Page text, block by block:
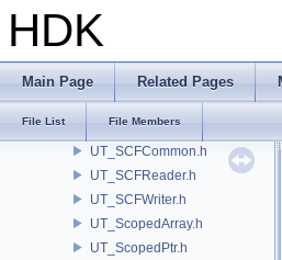
HDK
Main Page Related Pages
File List File Members
UT_RTreeBox.h
UT_RWLock.h
UT_SafeFloat.h
UT_SCCompressionFilter.h
UT_SCFCommon.h
UT_SCFReader.h
UT_SCFWriter.h
UT_ScopedArray.h
UT_ScopedPtr.h